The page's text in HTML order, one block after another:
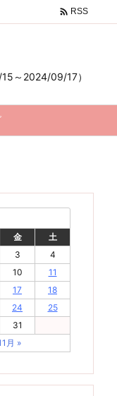
～2024/09/17）
 RSS
金
土
3
4
10
11
17
18
24
25
31
月 »